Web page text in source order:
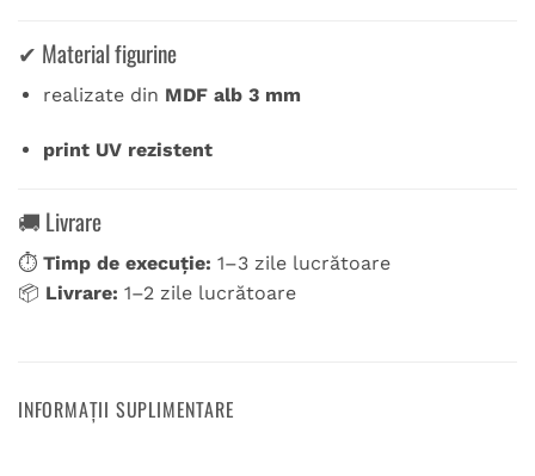
✔ Material figurine
realizate din MDF alb 3 mm
print UV rezistent
🚚 Livrare
⏱ Timp de execuție: 1–3 zile lucrătoare
📦 Livrare: 1–2 zile lucrătoare
INFORMAȚII SUPLIMENTARE